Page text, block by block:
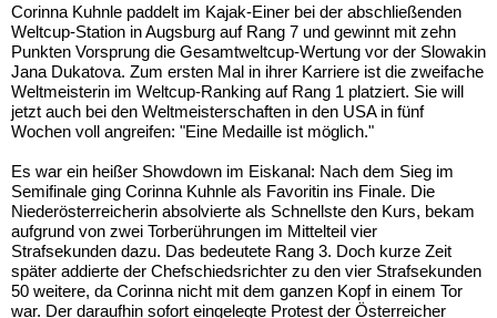
Corinna Kuhnle paddelt im Kajak-Einer bei der abschließenden
Weltcup-Station in Augsburg auf Rang 7 und gewinnt mit zehn
Punkten Vorsprung die Gesamtweltcup-Wertung vor der Slowakin
Jana Dukatova. Zum ersten Mal in ihrer Karriere ist die zweifache
Weltmeisterin im Weltcup-Ranking auf Rang 1 platziert. Sie will
jetzt auch bei den Weltmeisterschaften in den USA in fünf
Wochen voll angreifen: "Eine Medaille ist möglich."
Es war ein heißer Showdown im Eiskanal: Nach dem Sieg im
Semifinale ging Corinna Kuhnle als Favoritin ins Finale. Die
Niederösterreicherin absolvierte als Schnellste den Kurs, bekam
aufgrund von zwei Torberührungen im Mittelteil vier
Strafsekunden dazu. Das bedeutete Rang 3. Doch kurze Zeit
später addierte der Chefschiedsrichter zu den vier Strafsekunden
50 weitere, da Corinna nicht mit dem ganzen Kopf in einem Tor
war. Der daraufhin sofort eingelegte Protest der Österreicher